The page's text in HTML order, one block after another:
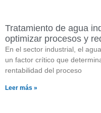
Tratamiento de agua
optimizar procesos y
En el sector industrial, el
un factor crítico que
rentabilidad del proceso
Leer más »